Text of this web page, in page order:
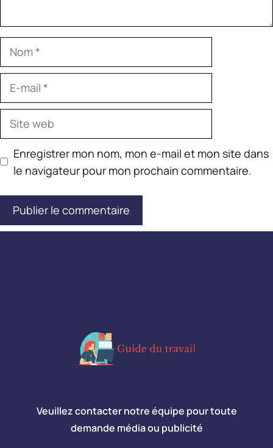
Nom
Site
Enregistrer mon nom, mon e-mail et mon site dans
le navigateur pour mon prochain commentaire.
Veuillez contacter notre équipe pour toute
demande média ou publicité